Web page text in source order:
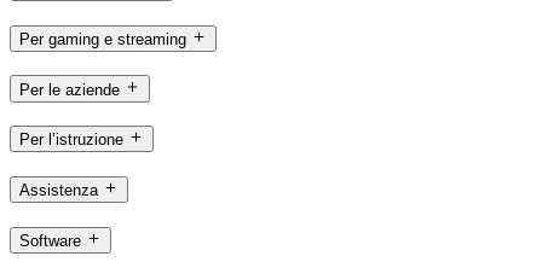
Per gaming e streaming
Per le aziende
Per l’istruzione
Assistenza
Software